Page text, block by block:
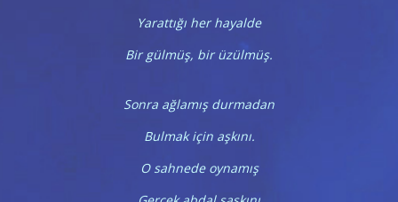
Yarattığı her hayalde
Bir gülmüş, bir üzülmüş.
Sonra ağlamış durmadan
Bulmak için aşkını.
O sahnede oynamış